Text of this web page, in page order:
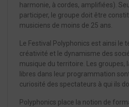
harmonie, à cordes, amplifiées).
participer, le groupe doit être
musiciens de moins de 25 ans.
Le Festival Polyphonics est ainsi le
créativité et le dynamisme des
musique du territoire. Les groupes,
libres dans leur programmation
curiosité des spectateurs à qui ils
Polyphonics place la notion de